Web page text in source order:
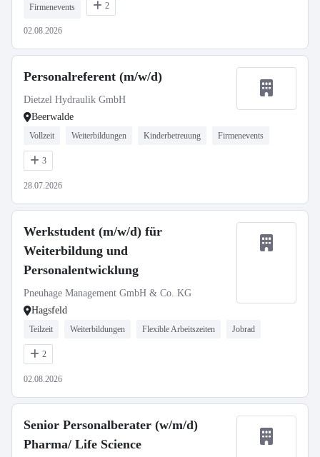
Firmenevents 2
02.08.2026
Personalreferent (m/w/d)
Dietzel Hydraulik GmbH
Beerwalde
Vollzeit Weiterbildungen Kinderbetreuung Firmenevents
3
28.07.2026
Werkstudent (m/w/d) für
Weiterbildung und
Personalentwicklung
Pneuhage Management GmbH & Co. KG
Hagsfeld
Teilzeit Weiterbildungen Flexible Arbeitszeiten Jobrad
2
02.08.2026
Senior Personalberater (w/m/d)
Pharma/ Life Science